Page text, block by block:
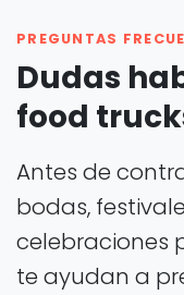
PREGUNTAS
Dudas
food
Antes de
bodas,
celebraciones
te ayudan a